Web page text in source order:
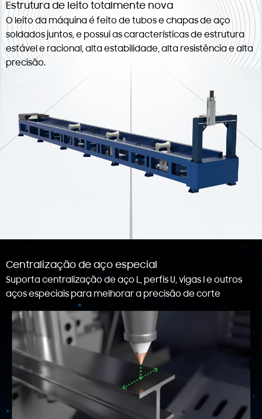
Estrutura de leito totalmente nova
O leito da máquina é feito de tubos e chapas de aço
soldados juntos, e possui as características de estrutura
estável e racional, alta estabilidade, alta resistência e alta
precisão.
Centralização de aço especial
Suporta centralização de aço L, perfis U, vigas I e outros
aços especiais para melhorar a precisão de corte